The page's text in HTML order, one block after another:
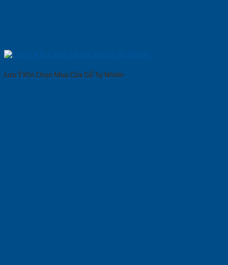
Lưu Ý Khi Chọn Mua Cửa Gỗ Tự Nhiên